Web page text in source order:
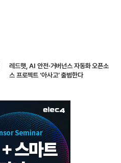
레드햇, AI 안전·거버넌스 자동화 오픈소
스 프로젝트 ‘아사고’ 출범한다